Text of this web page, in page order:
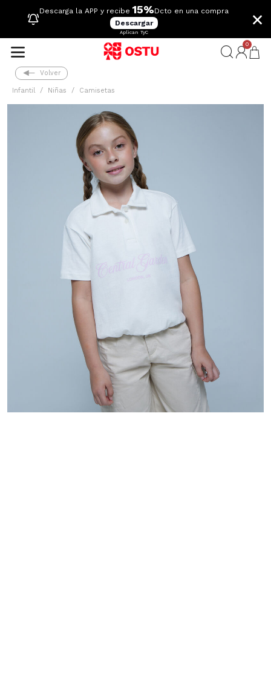
Descarga la APP y recibe 15%Dcto en una compra
Descargar
Aplican TyC
×
0
Volver
Infantil Niñas Camisetas